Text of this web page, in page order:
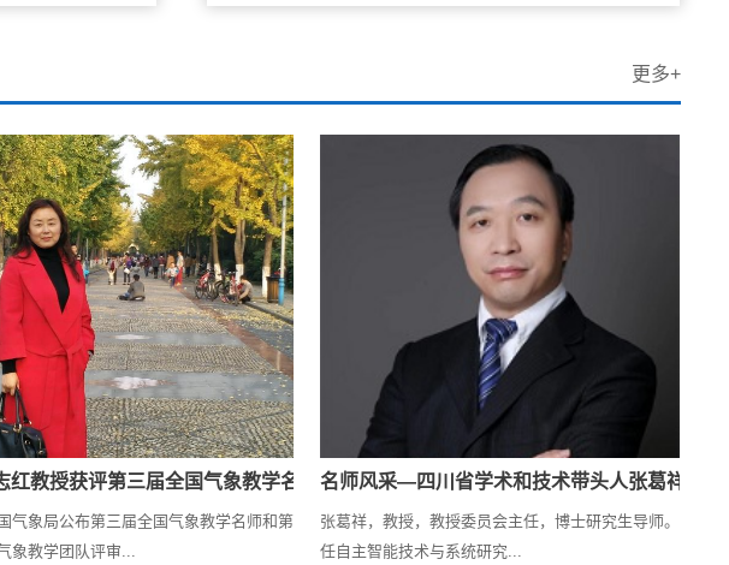
更多+
红教授获评第三届全国气象教学名师
气象局公布第三届全国气象教学名师和第
象教学团队评审...
名师风采—四川省学术和技术带头人张葛祥教授
张葛祥，教授，教授委员会主任，博士研究生导师。
任自主智能技术与系统研究...